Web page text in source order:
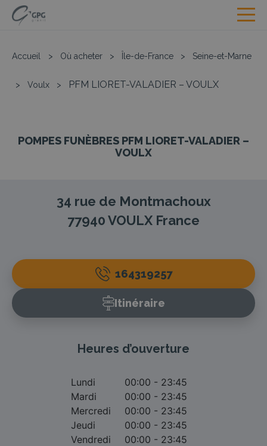
Accueil > Où acheter > Île-de-France > Seine-et-Marne
> Voulx > PFM LIORET-VALADIER – VOULX
POMPES FUNÈBRES PFM LIORET-VALADIER –
VOULX
34 rue de Montmachoux
77940VOULX France
164319257
Itinéraire
Heures d’ouverture
Lundi
00:00 - 23:45
Mardi
00:00 - 23:45
Mercredi
00:00 - 23:45
Jeudi
00:00 - 23:45
Vendredi
00:00 - 23:45